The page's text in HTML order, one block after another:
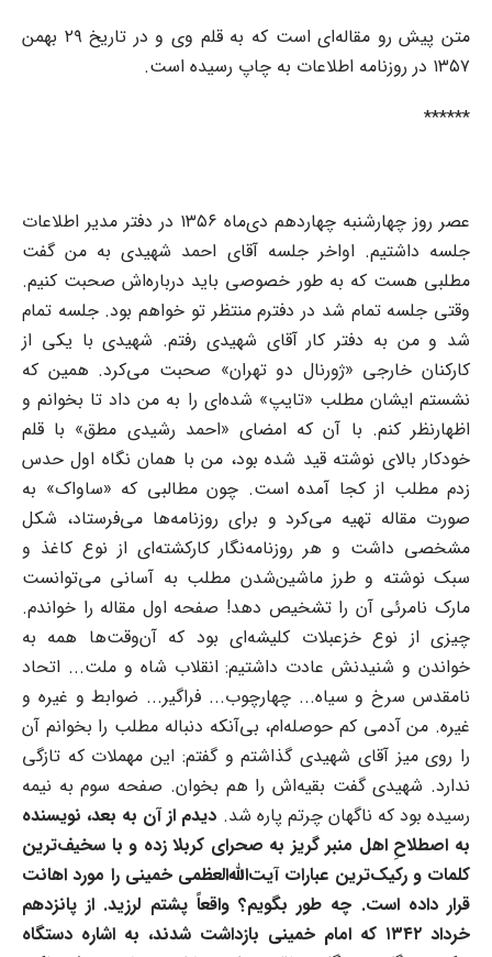
متن پیش رو مقاله‌ای است که به قلم وی و در تاریخ ۲۹ بهمن
۱۳۵۷ در روزنامه اطلاعات به چاپ رسیده است.
******
عصر روز چهارشنبه چهاردهم دی‌ماه ۱۳۵۶ در دفتر مدیر اطلاعات
جلسه داشتیم. اواخر جلسه آقای احمد شهیدی به من گفت
مطلبی هست که به طور خصوصی باید درباره‌اش صحبت کنیم.
وقتی جلسه تمام شد در دفترم منتظر تو خواهم بود. جلسه تمام
شد و من به دفتر کار آقای شهیدی رفتم. شهیدی با یکی از
کارکنان خارجی «ژورنال دو تهران» صحبت می‌کرد. همین که
نشستم ایشان مطلب «تایپ» شده‌ای را به من داد تا بخوانم و
اظهارنظر کنم. با آن که امضای «احمد رشیدی مطق» با قلم
خودکار بالای نوشته قید شده بود، من با همان نگاه اول حدس
زدم مطلب از کجا آمده است. چون مطالبی که «ساواک» به
صورت مقاله تهیه می‌کرد و برای روزنامه‌ها می‌فرستاد، شکل
مشخصی داشت و هر روزنامه‌نگار کارکشته‌ای از نوع کاغذ و
سبک نوشته و طرز ماشین‌شدن مطلب به آسانی می‌توانست
مارک نامرئی آن را تشخیص دهد! صفحه اول مقاله را خواندم.
چیزی از نوع خزعبلات کلیشه‌ای بود که آن‌وقت‌ها همه به
خواندن و شنیدنش عادت داشتیم: انقلاب شاه و ملت... اتحاد
نامقدس سرخ و سیاه... چهارچوب... فراگیر... ضوابط و غیره و
غیره. من آدمی کم حوصله‌ام، بی‌آنکه دنباله مطلب را بخوانم آن
را روی میز آقای شهیدی گذاشتم و گفتم: این مهملات که تازگی
ندارد. شهیدی گفت بقیه‌اش را هم بخوان. صفحه سوم به نیمه
رسیده بود که ناگهان چرتم پاره شد. دیدم از آن به بعد، نویسنده
به اصطلاحِ اهل منبر گریز به صحرای کربلا زده و با سخیف‌ترین
کلمات و رکیک‌ترین عبارات آیت‌الله‌‌العظمی خمینی را مورد اهانت
قرار داده است. چه طور بگویم؟ واقعاً پشتم لرزید. از پانزدهم
خرداد ۱۳۴۲ که امام خمینی بازداشت شدند، به اشاره دستگاه